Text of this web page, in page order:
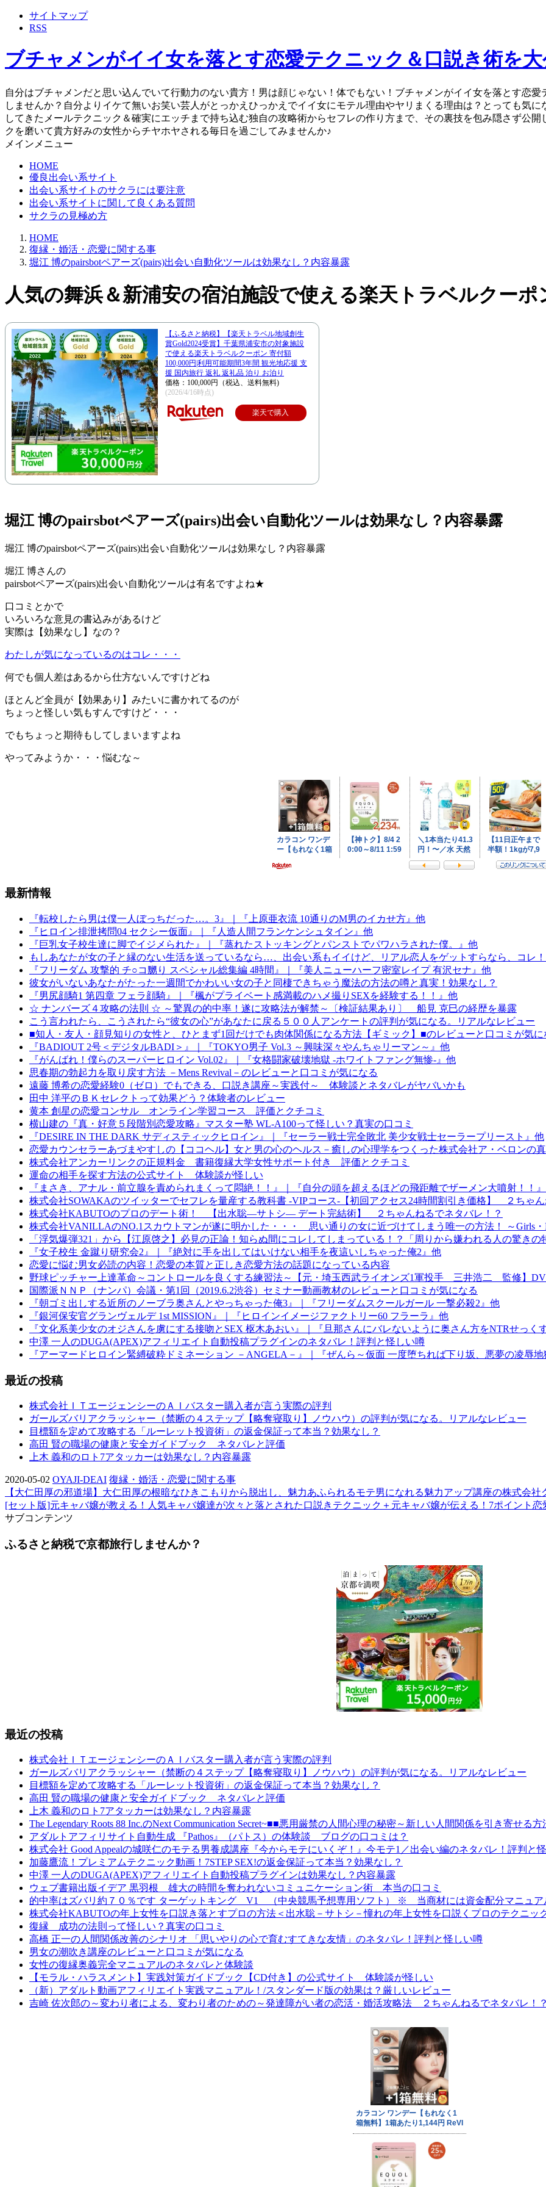
サイトマップ
RSS
ブチャメンがイイ女を落とす恋愛テクニック＆口説き術を大
自分はブチャメンだと思い込んでいて行動力のない貴方！男は顔じゃない！体でもない！ブチャメンがイイ女を落とす恋
しませんか？自分よりイケて無いお笑い芸人がとっかえひっかえでイイ女にモテル理由やヤリまくる理由は？とっても気
してきたメールテクニック＆確実にエッチまで持ち込む独自の攻略術からセフレの作り方まで、その裏技を包み隠さず公
クを磨いて貴方好みの女性からチヤホヤされる毎日を過ごしてみませんか♪
メインメニュー
HOME
優良出会い系サイト
出会い系サイトのサクラには要注意
出会い系サイトに関して良くある質問
サクラの見極め方
HOME
復縁・婚活・恋愛に関する事
堀江 博のpairsbotペアーズ(pairs)出会い自動化ツールは効果なし？内容暴露
人気の舞浜＆新浦安の宿泊施設で使える楽天トラベルクーポ
【ふるさと納税】【楽天トラベル地域創生
賞Gold2024受賞】千葉県浦安市の対象施設
で使える楽天トラベルクーポン 寄付額
100,000円|利用可能期間3年間 観光地応援 支
援 国内旅行 返礼 返礼品 泊り お泊り
価格：100,000円（税込、送料無料)
(2026/4/16時点)
楽天で購入
堀江 博のpairsbotペアーズ(pairs)出会い自動化ツールは効果なし？内容暴露
堀江 博のpairsbotペアーズ(pairs)出会い自動化ツールは効果なし？内容暴露
堀江 博さんの
pairsbotペアーズ(pairs)出会い自動化ツールは有名ですよね★
口コミとかで
いろいろな意見の書込みがあるけど
実際は【効果なし】なの？
わたしが気になっているのはコレ・・・
何でも個人差はあるから仕方ないんですけどね
ほとんど全員が【効果あり】みたいに書かれてるのが
ちょっと怪しい気もすんですけど・・・
でもちょっと期待もしてしまいますよね
やってみようか・・・悩むな～
最新情報
『転校したら男は僕一人ぼっちだった…。3』｜『上原亜衣流 10通りのM男のイカせ方』他
『ヒロイン排泄拷問04 セクシー仮面』｜『人造人間フランケンシュタイン』他
『巨乳女子校生達に脚でイジメられた』｜『蒸れたストッキングとパンストでパワハラされた僕。』他
もしあなたが女の子と縁のない生活を送っているなら…、出会い系もイイけど、リアル恋人をゲットすらなら、コレ
『フリーダム 攻撃的 チ○コ嬲り スペシャル総集編 4時間』｜『美人ニューハーフ密室レイプ 有沢セナ』他
彼女がいないあなたがたった一週間でかわいい女の子と同棲できちゃう魔法の方法の噂と真実！効果なし？
『男尻顔騎1 第四章 フェラ顔騎』｜『楓がプライベート感満載のハメ撮りSEXを経験する！！』他
☆ ナンバーズ４攻略の法則 ☆ ～驚異の的中率！遂に攻略法が解禁～〔検証結果あり〕 船見 克巳の経歴を暴露
こう言われたら、こうされたら“彼女の心”があなたに戻る５００人アンケートの評判が気になる。リアルなレビュー
■知人・友人・顔見知りの女性と、ひとまず1回だけでも肉体関係になる方法【ギミック】■のレビューと口コミが気に
『BADIOUT 2号＜デジタルBADI＞』｜『TOKYO男子 Vol.3 ～興味深々やんちゃリーマン～』他
『がんばれ！僕らのスーパーヒロイン Vol.02』｜『女格闘家破壊地獄 ‐ホワイトファング無惨‐』他
思春期の勃起力を取り戻す方法 －Mens Revival－のレビューと口コミが気になる
遠藤 博希の恋愛経験0（ゼロ）でもできる、口説き講座～実践付～ 体験談とネタバレがヤバいかも
田中 洋平のＢＫセレクトって効果どう？体験者のレビュー
黄本 創星の恋愛コンサル オンライン学習コース 評価とクチコミ
横山建の『真・好意５段階別恋愛攻略』マスター塾 WL-A100って怪しい？真実の口コミ
『DESIRE IN THE DARK サディスティックヒロイン』｜『セーラー戦士完全敗北 美少女戦士セーラープリースト』他
恋愛カウンセラーあづまやすしの【ココヘル】女と男の心のヘルス－癒しの心理学をつくった株式会社ア・ベロンの
株式会社アンカーリンクの正規料金 書籍復縁大学女性サポート付き 評価とクチコミ
運命の相手を探す方法の公式サイト 体験談が怪しい
『まさき、アナル・前立腺を責められまくって悶絶！！』｜『自分の頭を超えるほどの飛距離でザーメン大噴射！！
株式会社SOWAKAのツイッターでセフレを量産する教科書 -VIPコース-【初回アクセス24時間割引き価格】 ２ちゃ
株式会社KABUTOのプロのデート術！ 【出水聡―サトシ― デート完結術】 ２ちゃんねるでネタバレ！？
株式会社VANILLAのNO.1スカウトマンが遂に明かした・・・ 思い通りの女に近づけてしまう唯一の方法！ ～Girls
「浮気爆弾321」から【江原啓之】必見の正論！知らぬ間にコレしてしまっている！？「周りから嫌われる人の驚き
『女子校生 金蹴り研究会2』｜『絶対に手を出してはいけない相手を夜這いしちゃった俺2』他
恋愛に悩む男女必読の内容！恋愛の本質と正しき恋愛方法の話題になっている内容
野球ピッチャー上達革命～コントロールを良くする練習法～【元・埼玉西武ライオンズ1軍投手 三井浩二 監修】
国際派ＮＮＰ（ナンパ）会議・第1回（2019.6.2渋谷）セミナー動画教材のレビューと口コミが気になる
『朝ゴミ出しする近所のノーブラ奥さんとやっちゃった俺3』｜『フリーダムスクールガール 一撃必殺2』他
『銀河保安官グランヴェルデ 1st MISSION』｜『ヒロインイメージファクトリー60 フラーラ』他
『文化系美少女のオジさんを虜にする接吻とSEX 枢木あおい』｜『旦那さんにバレないように奥さん方をNTRせっく
中澤 一人のDUGA(APEX)アフィリエイト自動投稿プラグインのネタバレ！評判と怪しい噂
『アーマードヒロイン緊縛破粋ドミネーション －ANGELA－』｜『ぜんら～仮面 一度堕ちれば下り坂、悪夢の凌辱地
最近の投稿
株式会社ＩＴエージェンシーのＡＩバスター購入者が言う実際の評判
ガールズバリアクラッシャー（禁断の４ステップ【略奪寝取り】ノウハウ）の評判が気になる。リアルなレビュー
目標額を定めて攻略する「ルーレット投資術」の返金保証って本当？効果なし？
高田 賢の職場の健康と安全ガイドブック ネタバレと評価
上木 義和のロト7アタッカーは効果なし？内容暴露
2020-05-02 OYAJI-DEAI 復縁・婚活・恋愛に関する事
【大仁田厚の邪道場】大仁田厚の根暗なひきこもりから脱出し、魅力あふられるモテ男になれる魅力アップ講座の株式会
[セット版]元キャバ嬢が教える！人気キャバ嬢達が次々と落とされた口説きテクニック＋元キャバ嬢が伝える！7ポイント
サブコンテンツ
ふるさと納税で京都旅行しませんか？
最近の投稿
株式会社ＩＴエージェンシーのＡＩバスター購入者が言う実際の評判
ガールズバリアクラッシャー（禁断の４ステップ【略奪寝取り】ノウハウ）の評判が気になる。リアルなレビュー
目標額を定めて攻略する「ルーレット投資術」の返金保証って本当？効果なし？
高田 賢の職場の健康と安全ガイドブック ネタバレと評価
上木 義和のロト7アタッカーは効果なし？内容暴露
The Legendary Roots 88 Inc.のNext Communication Secret~■■悪用厳禁の人間心理の秘密～新しい人間関係を引き寄せる
アダルトアフィリサイト自動生成 『Pathos』（パトス）の体験談 ブログの口コミは？
株式会社 Good Appealの城咲仁のモテる男養成講座『今からモテにいくぞ！』今モテ1／出会い編のネタバレ！評判と
加藤鷹流！プレミアムテクニック動画！7STEP SEX!の返金保証って本当？効果なし？
中澤 一人のDUGA(APEX)アフィリエイト自動投稿プラグインは効果なし？内容暴露
ウェブ書籍出版イデア 黒羽根 雄大の時間を奪われないコミュニケーション術 本当の口コミ
的中率はズバリ約７０％です ターゲットキング V1 （中央競馬予想専用ソフト） ※ 当商材には資金配分マニュア
株式会社KABUTOの年上女性を口説き落とすプロの方法＜出水聡－サトシ－憧れの年上女性を口説くプロのテクニッ
復縁 成功の法則って怪しい？真実の口コミ
高橋 正一の人間関係改善のシナリオ 「思いやりの心で育むすてきな友情」のネタバレ！評判と怪しい噂
男女の潮吹き講座のレビューと口コミが気になる
女性の復縁奥義完全マニュアルのネタバレと体験談
【モラル・ハラスメント】実践対策ガイドブック【CD付き】の公式サイト 体験談が怪しい
（新）アダルト動画アフィリエイト実践マニュアル！/スタンダード版の効果は？厳しいレビュー
吉崎 佐次郎の～変わり者による、変わり者のための～発達障がい者の恋活・婚活攻略法 ２ちゃんねるでネタバレ！